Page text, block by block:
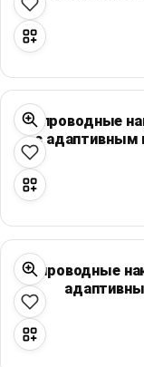
Беспроводные
с адаптивным
Беспроводные